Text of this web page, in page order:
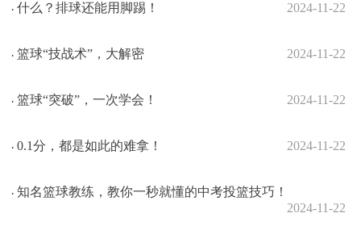
· 什么？排球还能用脚踢！ 2024-11-22
· 篮球“技战术”，大解密 2024-11-22
· 篮球“突破”，一次学会！ 2024-11-22
· 0.1分，都是如此的难拿！ 2024-11-22
· 知名篮球教练，教你一秒就懂的中考投篮技巧！
2024-11-22